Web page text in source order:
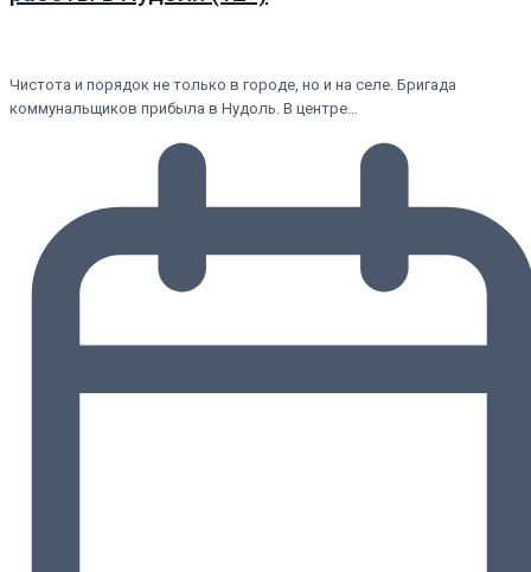
Чистота и порядок не только в городе, но и на селе. Бригада
коммунальщиков прибыла в Нудоль. В центре…